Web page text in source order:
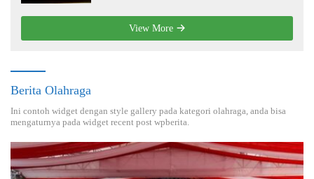
View More
Berita Olahraga
Ini contoh widget dengan style gallery pada kategori olahraga, anda bisa
mengaturnya pada widget recent post wpberita.